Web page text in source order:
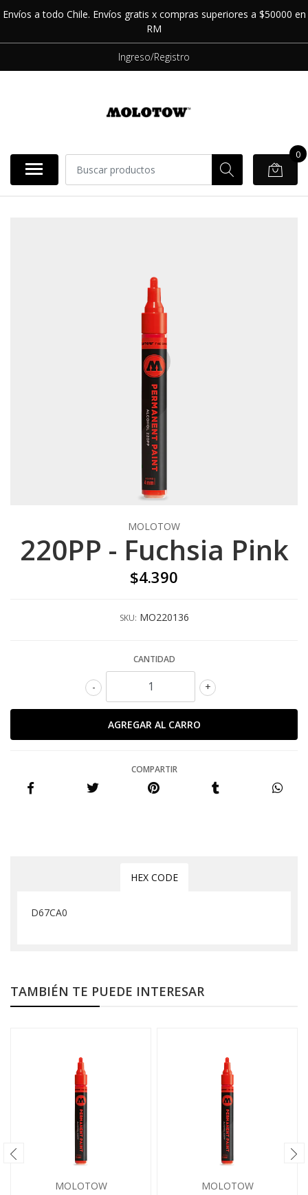
Envíos a todo Chile. Envíos gratis x compras superiores a $50000 en
RM
Ingreso/Registro
0
MOLOTOW
220PP - Fuchsia Pink
$4.390
SKU: MO220136
CANTIDAD
+
-
COMPARTIR
HEX CODE
D67CA0
TAMBIÉN TE PUEDE INTERESAR
MOLOTOW MOLOTOW